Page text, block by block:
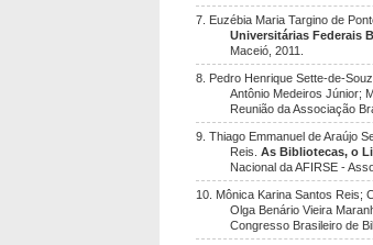
7. Euzébia Maria Targino de
Universitárias Federais
Maceió, 2011.
8. Pedro Henrique Sette-de-
Antônio Medeiros Júnior;
Reunião da Associação
9. Thiago Emmanuel de Araújo
Reis.As Bibliotecas, o
Nacional da AFIRSE -
10. Mônica Karina Santos Reis;
Olga Benário Vieira
Congresso Brasileiro de